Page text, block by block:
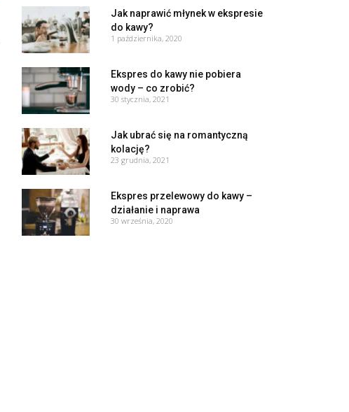
Jak naprawić młynek w ekspresie
do kawy?
1 października, 2020
Ekspres do kawy nie pobiera
wody – co zrobić?
30 stycznia, 2021
Jak ubrać się na romantyczną
kolację?
23 grudnia, 2021
Ekspres przelewowy do kawy –
działanie i naprawa
30 września, 2020